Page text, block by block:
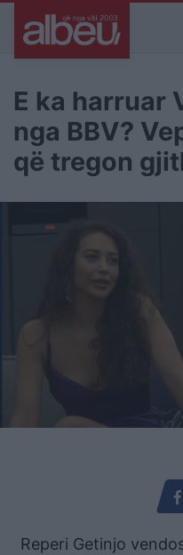
E ka harruar
nga BBV?
që tregon
Reperi Getinjo